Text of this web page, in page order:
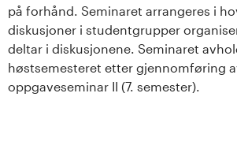
på forhånd. Seminaret arrangeres i
diskusjoner i studentgrupper
deltar i diskusjonene. Seminaret
høstsemesteret etter gjennomføring
oppgaveseminar II (7. semester).